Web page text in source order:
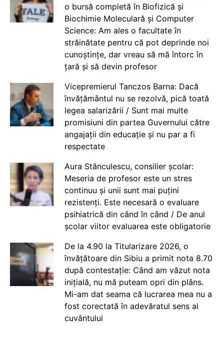
o bursă completă în Biofizică și
Biochimie Moleculară și Computer
Science: Am ales o facultate în
străinătate pentru că pot deprinde noi
cunoștințe, dar vreau să mă întorc în
țară și să devin profesor
Vicepremierul Tanczos Barna: Dacă
învățământul nu se rezolvă, pică toată
legea salarizării / Sunt mai multe
promisiuni din partea Guvernului către
angajații din educație și nu par a fi
respectate
Aura Stănculescu, consilier școlar:
Meseria de profesor este un stres
continuu și unii sunt mai puțini
rezistenți. Este necesară o evaluare
psihiatrică din când în când / De anul
școlar viitor evaluarea este obligatorie
De la 4.90 la Titularizare 2026, o
învățătoare din Sibiu a primit nota 8.70
după contestație: Când am văzut nota
inițială, nu mă puteam opri din plâns.
Mi-am dat seama că lucrarea mea nu a
fost corectată în adevăratul sens al
cuvântului